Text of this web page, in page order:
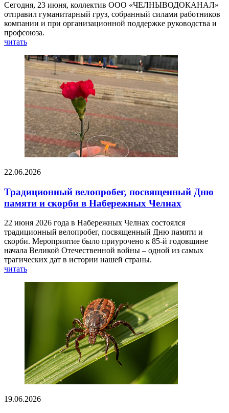
Сегодня, 23 июня, коллектив ООО «ЧЕЛНЫВОДОКАНАЛ»
отправил гуманитарный груз, собранный силами работников
компании и при организационной поддержке руководства и
профсоюза.
читать
22.06.2026
Традиционный велопробег, посвященный Дню
памяти и скорби в Набережных Челнах
22 июня 2026 года в Набережных Челнах состоялся
традиционный велопробег, посвященный Дню памяти и
скорби. Мероприятие было приурочено к 85-й годовщине
начала Великой Отечественной войны – одной из самых
трагических дат в истории нашей страны.
читать
19.06.2026